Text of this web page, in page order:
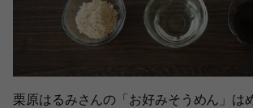
栗原はるみさんの「お好みそうめん」は